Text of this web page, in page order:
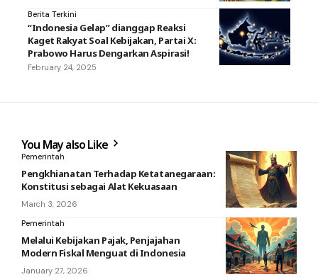
Berita Terkini
“Indonesia Gelap” dianggap Reaksi
Kaget Rakyat Soal Kebijakan, Partai X:
Prabowo Harus Dengarkan Aspirasi!
February 24, 2025
You May also Like
Pemerintah
Pengkhianatan Terhadap Ketatanegaraan:
Konstitusi sebagai Alat Kekuasaan
March 3, 2026
Pemerintah
Melalui Kebijakan Pajak, Penjajahan
Modern Fiskal Menguat di Indonesia
January 27, 2026